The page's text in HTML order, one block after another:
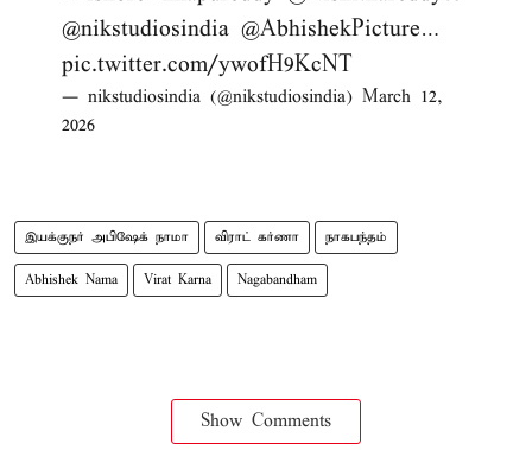
@nikstudiosindia @AbhishekPicture…
pic.twitter.com/ywofH9KcNT
— nikstudiosindia (@nikstudiosindia) March 12,
2026
இயக்குநர் அபிஷேக் நாமா விராட் கர்ணா நாகபந்தம்
Abhishek Nama Virat Karna Nagabandham
Show Comments